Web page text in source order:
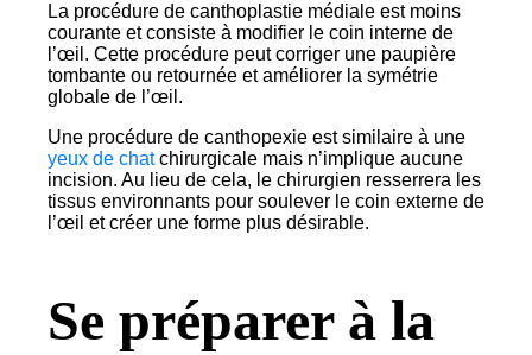
La procédure de canthoplastie médiale est moins
courante et consiste à modifier le coin interne de
l’œil. Cette procédure peut corriger une paupière
tombante ou retournée et améliorer la symétrie
globale de l’œil.
Une procédure de canthopexie est similaire à une
yeux de chatchirurgicale mais n’implique aucune
incision. Au lieu de cela, le chirurgien resserrera les
tissus environnants pour soulever le coin externe de
l’œil et créer une forme plus désirable.
Se préparer à la